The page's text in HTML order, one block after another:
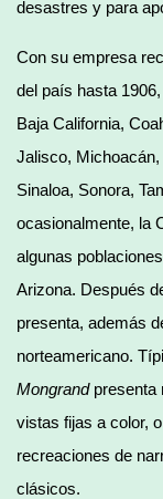
desastres y para
Con su empresa
del país hasta
Baja California,
Jalisco,
Sinaloa, Sonora,
ocasionalmente, la
algunas
Arizona. Después
presenta, además
norteamericano.
Mongrandpresenta
vistas fijas a color,
recreaciones de
clásicos.